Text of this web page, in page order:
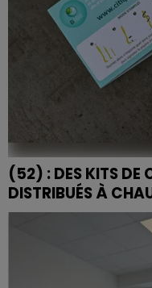
(52) : DES KITS DE
DISTRIBUÉS À
Les kits de collecte
limite des stocks